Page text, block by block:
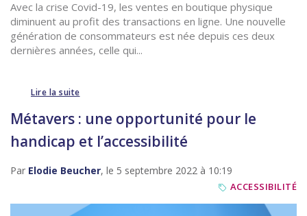
Avec la crise Covid-19, les ventes en boutique physique
diminuent au profit des transactions en ligne. Une nouvelle
génération de consommateurs est née depuis ces deux
dernières années, celle qui...
Lire la suite
Métavers : une opportunité pour le
handicap et l’accessibilité
Par Elodie Beucher, le 5 septembre 2022 à 10:19
ACCESSIBILITÉ